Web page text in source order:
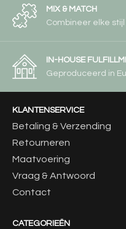
MIX & MATCH
Combineer elke stijl
IN-HOUSE
Geproduceerd in
KLANTENSERVICE
Betaling & Verzending
Retourneren
Maatvoering
Vraag & Antwoord
Contact
CATEGORIEËN